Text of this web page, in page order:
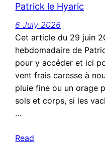
Patrick le Hyaric
6 July 2026
Cet article du 29 juin
hebdomadaire de
pour y accéder et ici
vent frais caresse à
pluie fine ou un orage
sols et corps, si les
…
Read